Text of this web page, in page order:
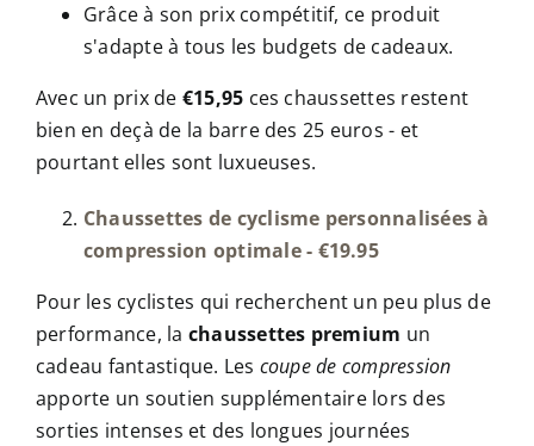
Grâce à son prix compétitif, ce produit
s'adapte à tous les budgets de cadeaux.
Avec un prix de €15,95 ces chaussettes restent
bien en deçà de la barre des 25 euros - et
pourtant elles sont luxueuses.
Chaussettes de cyclisme personnalisées à
compression optimale - €19.95
Pour les cyclistes qui recherchent un peu plus de
performance, la chaussettes premium un
cadeau fantastique. Les coupe de compression
apporte un soutien supplémentaire lors des
sorties intenses et des longues journées